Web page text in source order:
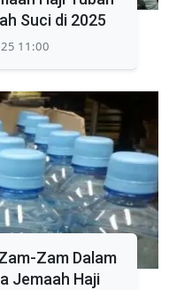
Suci di 2025
11:00
Zam Dalam
Jemaah Haji